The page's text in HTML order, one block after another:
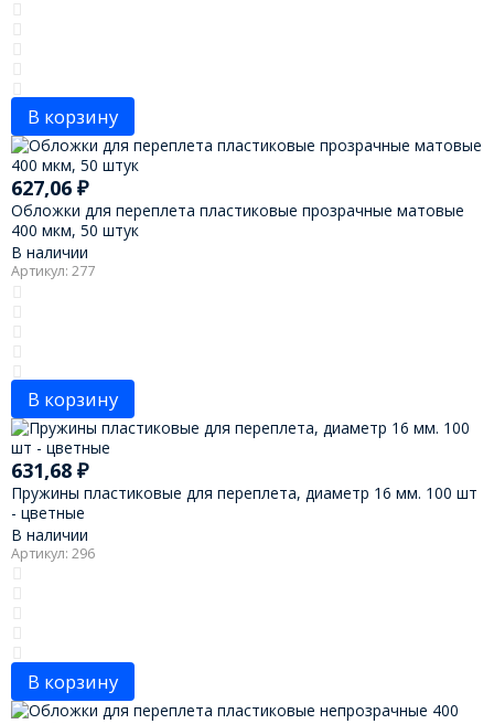
В корзину
627,06 ₽
Обложки для переплета пластиковые прозрачные матовые
400 мкм, 50 штук
В наличии
Артикул: 277
В корзину
631,68 ₽
Пружины пластиковые для переплета, диаметр 16 мм. 100 шт
- цветные
В наличии
Артикул: 296
В корзину